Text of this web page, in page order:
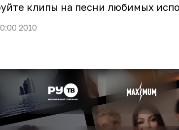
клипы на песни любимых
2010